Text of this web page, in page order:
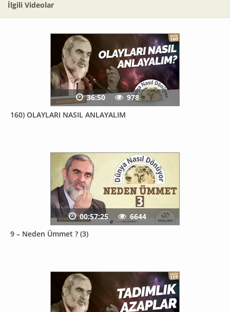
İlgili Videolar
160) OLAYLARI NASIL ANLAYALIM
36:50 978
9 – Neden Ümmet ? (3)
00:57:25 6644